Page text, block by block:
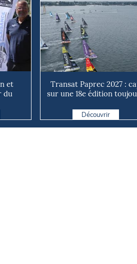
et
du
Transat Paprec 2027 :
sur une 18e édition
Découvrir